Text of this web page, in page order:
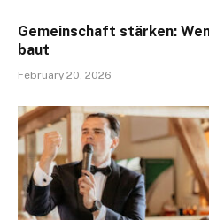
Gemeinschaft stärken:
baut
February 20, 2026